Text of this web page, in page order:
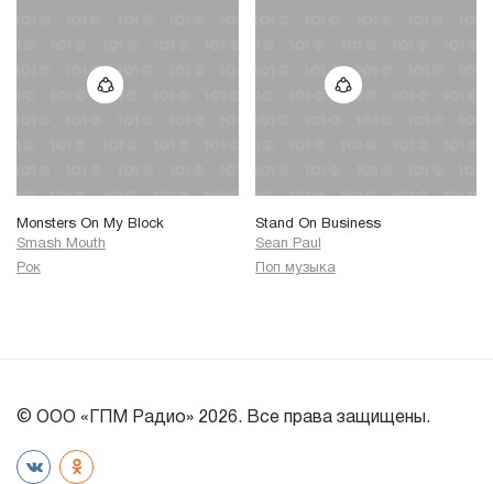
Monsters On My Block
Smash Mouth
Рок
Stand On Business
Sean Paul
Поп музыка
© ООО «ГПМ Радио» 2026. Все права защищены.